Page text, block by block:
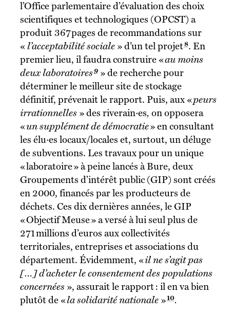
l’Office parlementaire d’évaluation des choix
scientifiques et technologiques (OPCST) a
produit 367 pages de recommandations sur
«l’acceptabilité sociale » d’un tel projet8. En
premier lieu, il faudra construire «au moins
deux laboratoires 9 » de recherche pour
déterminer le meilleur site de stockage
définitif, prévenait le rapport. Puis, aux «peurs
irrationnelles » des riverain·es, on opposera
«un supplément de démocratie» en consultant
les élu·es locaux/locales et, surtout, un déluge
de subventions. Les travaux pour un unique
« laboratoire » à peine lancés à Bure, deux
Groupements d’intérêt public (GIP) sont créés
en 2000, financés par les producteurs de
déchets. Ces dix dernières années, le GIP
« Objectif Meuse » a versé à lui seul plus de
271 millions d’euros aux collectivités
territoriales, entreprises et associations du
département. Évidemment, «il ne s’agit pas
[…] d’acheter le consentement des populations
concernées », assurait le rapport : il en va bien
plutôt de «la solidarité nationale »10.